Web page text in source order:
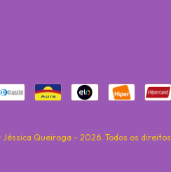
Queiroga - 2026. Todos os